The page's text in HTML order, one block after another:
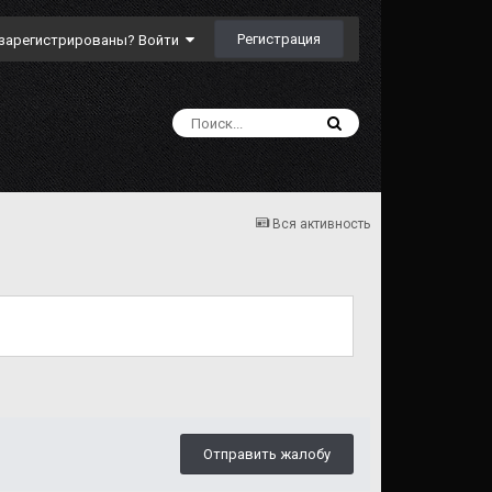
Войти Регистрация
Вся активность
Отправить жалобу